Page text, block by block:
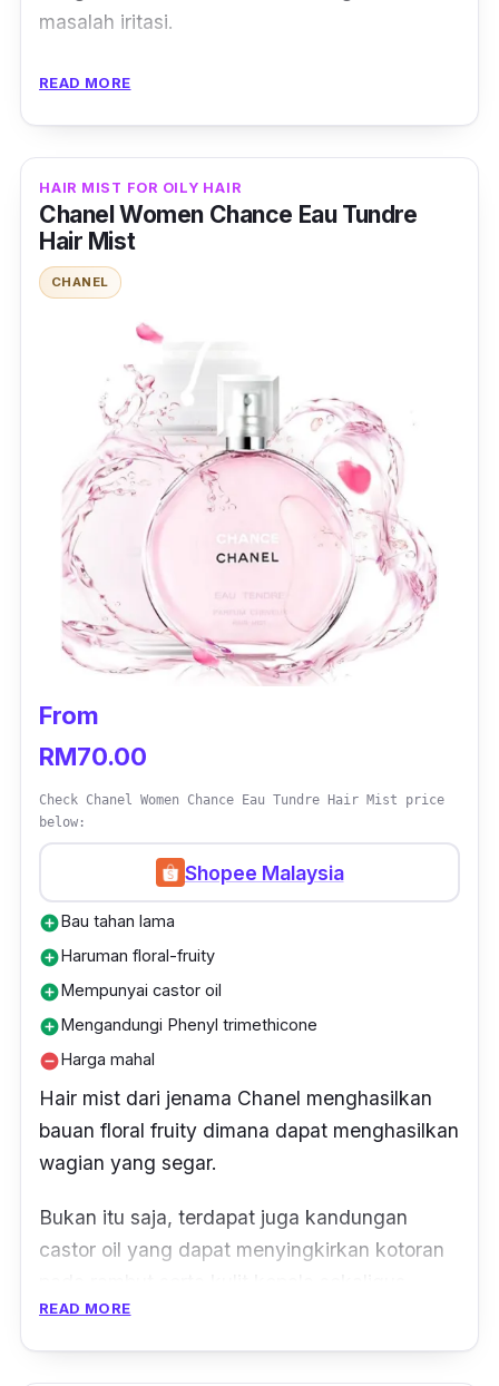
masalah iritasi.
Bahan seperti glyecerin pula menjadikan
Buan menthol memberikan kesan segar pada
kulit kepala, malah ianya tidak menyebabkan
rambut anda mengerbang.
bahan pula berkualit!
READ MORE
HAIR MIST FOR OILY HAIR
Chanel Women Chance Eau Tundre
Hair Mist
CHANEL
From
RM70.00
Check Chanel Women Chance Eau Tundre Hair Mist price
below:
Shopee Malaysia
add_circleBau tahan lama
add_circleHaruman floral-fruity
add_circleMempunyai castor oil
add_circleMengandungi Phenyl trimethicone
remove_circleHarga mahal
Hair mist dari jenama Chanel menghasilkan
bauan floral fruity dimana dapat menghasilkan
wagian yang segar.
Bukan itu saja, terdapat juga kandungan
castor oil yang dapat menyingkirkan kotoran
menjadikan rambut bersinar dan cantik.
READ MORE